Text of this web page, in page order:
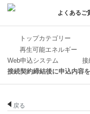
よくあるご
トップカテゴリー
再生可能エネルギー
Web申込システム
接
接続契約締結後に申込内容
戻る